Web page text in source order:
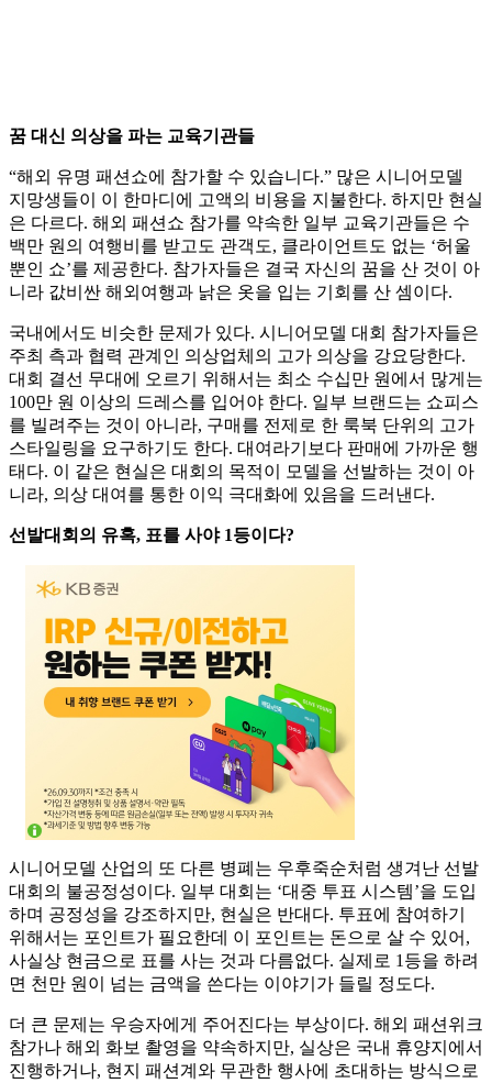
꿈 대신 의상을 파는 교육기관들
“해외 유명 패션쇼에 참가할 수 있습니다.” 많은 시니어모델
지망생들이 이 한마디에 고액의 비용을 지불한다. 하지만 현실
은 다르다. 해외 패션쇼 참가를 약속한 일부 교육기관들은 수
백만 원의 여행비를 받고도 관객도, 클라이언트도 없는 ‘허울
뿐인 쇼’를 제공한다. 참가자들은 결국 자신의 꿈을 산 것이 아
니라 값비싼 해외여행과 낡은 옷을 입는 기회를 산 셈이다.
국내에서도 비슷한 문제가 있다. 시니어모델 대회 참가자들은
주최 측과 협력 관계인 의상업체의 고가 의상을 강요당한다.
대회 결선 무대에 오르기 위해서는 최소 수십만 원에서 많게는
100만 원 이상의 드레스를 입어야 한다. 일부 브랜드는 쇼피스
를 빌려주는 것이 아니라, 구매를 전제로 한 룩북 단위의 고가
스타일링을 요구하기도 한다. 대여라기보다 판매에 가까운 행
태다. 이 같은 현실은 대회의 목적이 모델을 선발하는 것이 아
니라, 의상 대여를 통한 이익 극대화에 있음을 드러낸다.
선발대회의 유혹, 표를 사야 1등이다?
시니어모델 산업의 또 다른 병폐는 우후죽순처럼 생겨난 선발
대회의 불공정성이다. 일부 대회는 ‘대중 투표 시스템’을 도입
하며 공정성을 강조하지만, 현실은 반대다. 투표에 참여하기
위해서는 포인트가 필요한데 이 포인트는 돈으로 살 수 있어,
사실상 현금으로 표를 사는 것과 다름없다. 실제로 1등을 하려
면 천만 원이 넘는 금액을 쓴다는 이야기가 들릴 정도다.
더 큰 문제는 우승자에게 주어진다는 부상이다. 해외 패션위크
참가나 해외 화보 촬영을 약속하지만, 실상은 국내 휴양지에서
진행하거나, 현지 패션계와 무관한 행사에 초대하는 방식으로